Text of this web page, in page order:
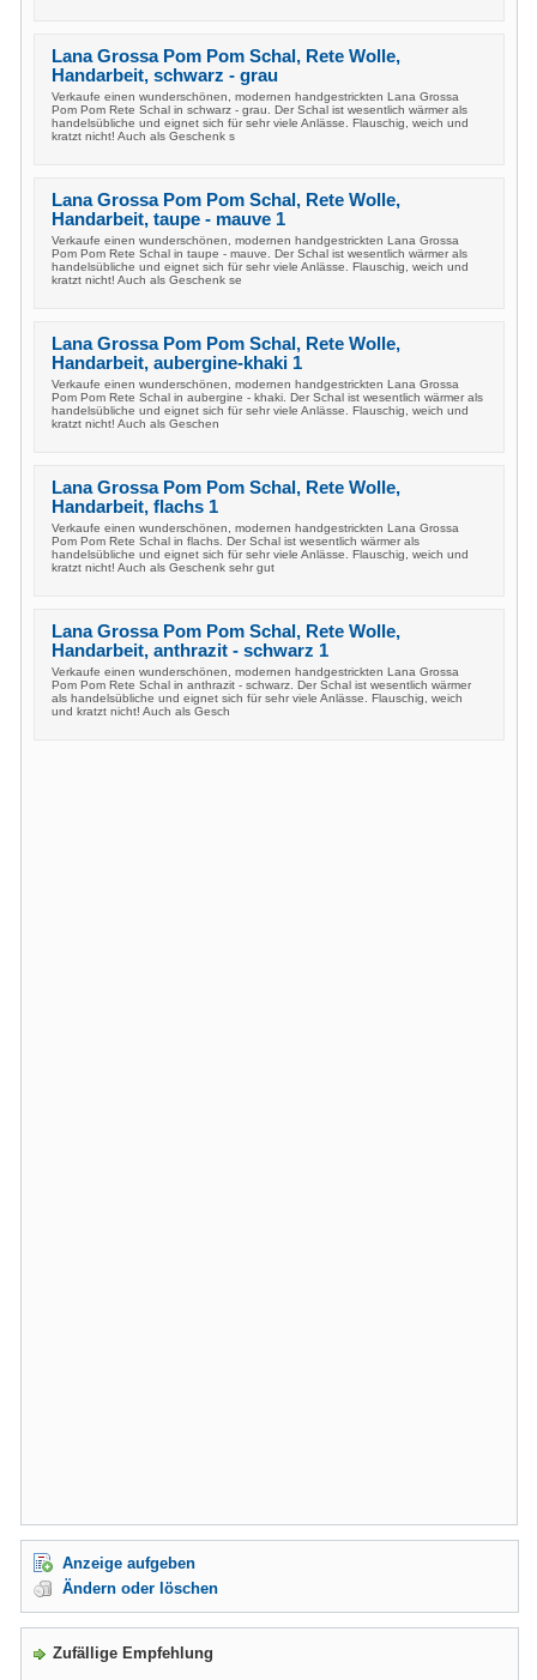
Lana Grossa Pom Pom Schal, Rete Wolle,
Handarbeit, schwarz - grau
Verkaufe einen wunderschönen, modernen handgestrickten Lana Grossa
Pom Pom Rete Schal in schwarz - grau. Der Schal ist wesentlich wärmer als
handelsübliche und eignet sich für sehr viele Anlässe. Flauschig, weich und
kratzt nicht! Auch als Geschenk s
Lana Grossa Pom Pom Schal, Rete Wolle,
Handarbeit, taupe - mauve 1
Verkaufe einen wunderschönen, modernen handgestrickten Lana Grossa
Pom Pom Rete Schal in taupe - mauve. Der Schal ist wesentlich wärmer als
handelsübliche und eignet sich für sehr viele Anlässe. Flauschig, weich und
kratzt nicht! Auch als Geschenk se
Lana Grossa Pom Pom Schal, Rete Wolle,
Handarbeit, aubergine-khaki 1
Verkaufe einen wunderschönen, modernen handgestrickten Lana Grossa
Pom Pom Rete Schal in aubergine - khaki. Der Schal ist wesentlich wärmer als
handelsübliche und eignet sich für sehr viele Anlässe. Flauschig, weich und
kratzt nicht! Auch als Geschen
Lana Grossa Pom Pom Schal, Rete Wolle,
Handarbeit, flachs 1
Verkaufe einen wunderschönen, modernen handgestrickten Lana Grossa
Pom Pom Rete Schal in flachs. Der Schal ist wesentlich wärmer als
handelsübliche und eignet sich für sehr viele Anlässe. Flauschig, weich und
kratzt nicht! Auch als Geschenk sehr gut
Lana Grossa Pom Pom Schal, Rete Wolle,
Handarbeit, anthrazit - schwarz 1
Verkaufe einen wunderschönen, modernen handgestrickten Lana Grossa
Pom Pom Rete Schal in anthrazit - schwarz. Der Schal ist wesentlich wärmer
als handelsübliche und eignet sich für sehr viele Anlässe. Flauschig, weich
und kratzt nicht! Auch als Gesch
Anzeige aufgeben
Ändern oder löschen
Zufällige Empfehlung